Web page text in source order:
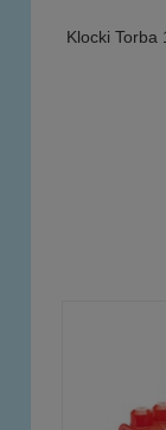
Klocki Torba